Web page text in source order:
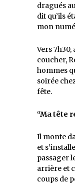
dragués
dit qu’ils
mon
Vers 7h30,
coucher,
hommes
soirée
fête.
“Ma tête
Il monte
et
passager
arrière et
coups de